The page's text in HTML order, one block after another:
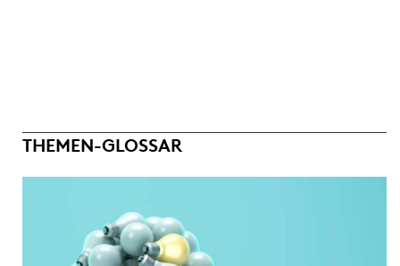
THEMEN-GLOSSAR